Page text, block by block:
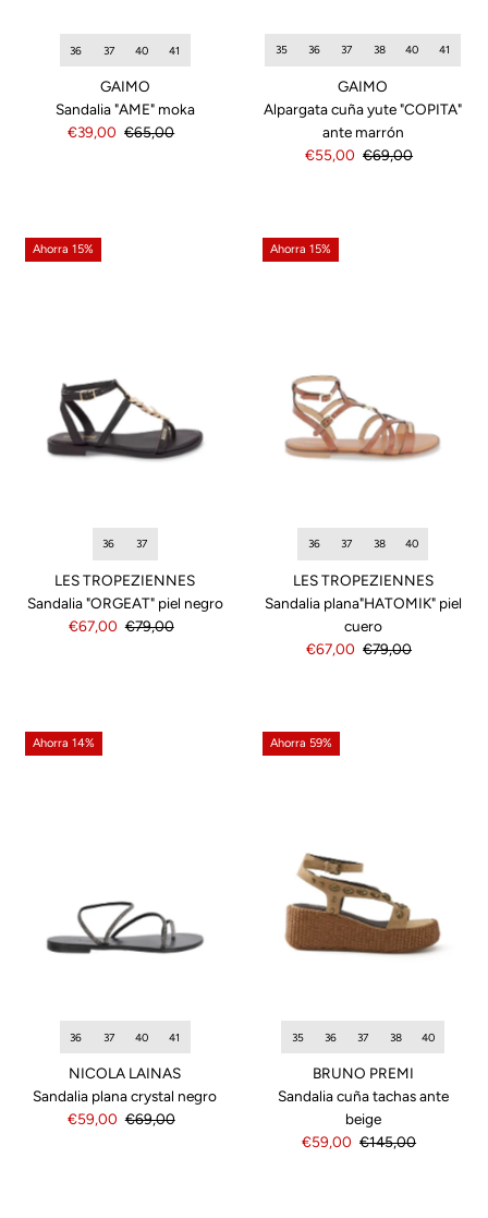
36 37 40 41
GAIMO
Sandalia "AME" moka
Precio
€39,00 Precio
€65,00
35 36 37 38 40 41
GAIMO
Alpargata cuña yute "COPITA"
ante marrón
Precio
€55,00 Precio
€69,00
Ahorra 15%
36 37
LES TROPEZIENNES
Sandalia "ORGEAT" piel negro
Precio
€67,00 Precio
€79,00
Ahorra 15%
36 37 38 40
LES TROPEZIENNES
Sandalia plana"HATOMIK" piel
cuero
Precio
€67,00 Precio
€79,00
Ahorra 14%
36 37 40 41
NICOLA LAINAS
Sandalia plana crystal negro
Precio
€59,00 Precio
€69,00
Ahorra 59%
35 36 37 38 40
BRUNO PREMI
Sandalia cuña tachas ante
beige
Precio
€59,00 Precio
€145,00